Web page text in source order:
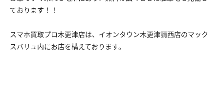
ております！！
スマホ買取プロ木更津店は、イオンタウン木更津請西店のマック
スバリュ内にお店を構えております。